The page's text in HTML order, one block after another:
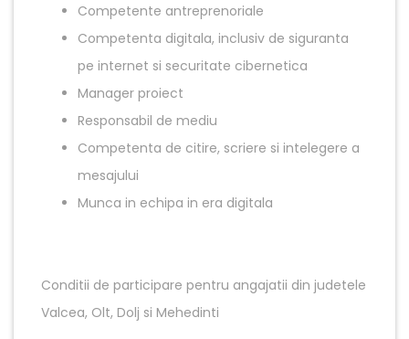
Competente antreprenoriale
Competenta digitala, inclusiv de siguranta
pe internet si securitate cibernetica
Manager proiect
Responsabil de mediu
Competenta de citire, scriere si intelegere a
mesajului
Munca in echipa in era digitala
Conditii de participare pentru angajatii din judetele
Valcea, Olt, Dolj si Mehedinti